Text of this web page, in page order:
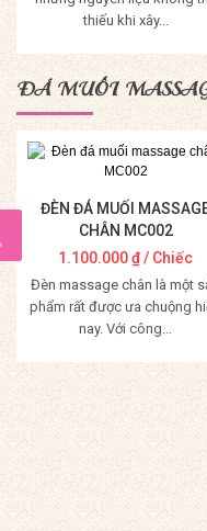
thiếu khi xây...
Mua Hàng
ĐÁ MUỐI
ĐÈN ĐÁ MUỐI
CHÂN MC002
1.100.000₫/ Chiếc
Đèn massage chân là một
phẩm rất được ưa chuộng
nay. Với công...
Mua Hàng